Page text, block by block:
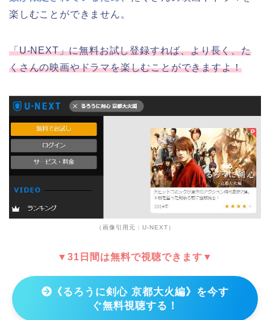
楽しむことができません。
「U-NEXT」に無料お試し登録すれば、より長く、た
くさんの映画やドラマを楽しむことができますよ！
（画像引用元：U-NEXT）
▼31日間は無料で視聴できます▼
《るろうに剣心 京都大火編》を今す
ぐ無料視聴する！